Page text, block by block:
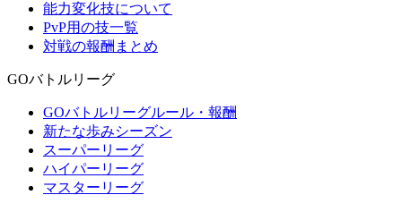
能力変化技について
PvP用の技一覧
対戦の報酬まとめ
GOバトルリーグ
GOバトルリーグルール・報酬
新たな歩みシーズン
スーパーリーグ
ハイパーリーグ
マスターリーグ